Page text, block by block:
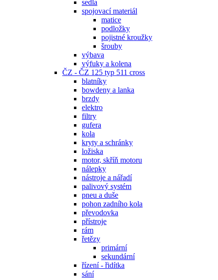
sedla
spojovací materiál
matice
podložky
pojistné kroužky
šrouby
výbava
výfuky a kolena
ČZ - ČZ 125 typ 511 cross
blatníky
bowdeny a lanka
brzdy
elektro
filtry
gufera
kola
kryty a schránky
ložiska
motor, skříň motoru
nálepky
nástroje a nářadí
palivový systém
pneu a duše
pohon zadního kola
převodovka
přístroje
rám
řetězy
primární
sekundární
řízení - řidítka
sání